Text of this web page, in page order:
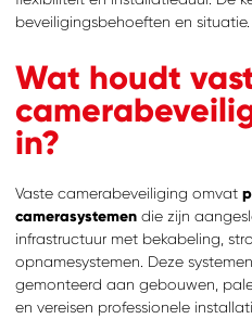
beveiligingsbehoeften en situatie.
Wat houdt
in?
Vaste camerabeveiliging omvat
camerasystemen die zijn
infrastructuur met bekabeling,
opnamesystemen. Deze
gemonteerd aan gebouwen,
en vereisen professionele